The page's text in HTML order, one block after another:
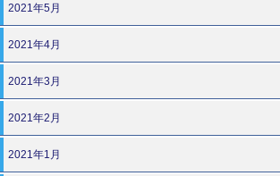
2021年5月
2021年4月
2021年3月
2021年2月
2021年1月